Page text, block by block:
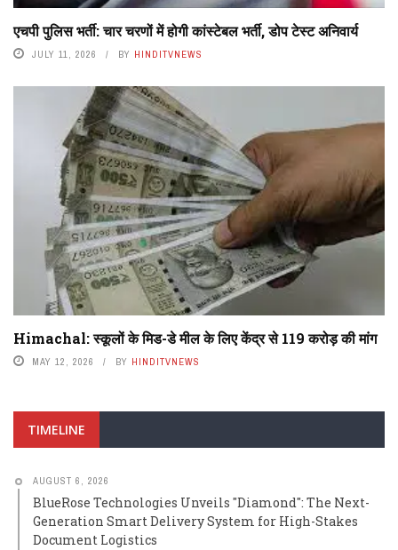
एचपी पुलिस भर्ती: चार चरणों में होगी कांस्टेबल भर्ती, डोप टेस्ट अनिवार्य
JULY 11, 2026 BY HINDITVNEWS
Himachal: स्कूलों के मिड-डे मील के लिए केंद्र से 119 करोड़ की मांग
MAY 12, 2026 BY HINDITVNEWS
TIMELINE
AUGUST 6, 2026
BlueRose Technologies Unveils "Diamond": The Next-
Generation Smart Delivery System for High-Stakes
Document Logistics